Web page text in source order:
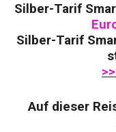
Silber-Tarif
Silber-Tarif
Auf dieser